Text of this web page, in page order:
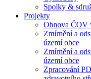
Spolky &
Projekty
Obnova ČOV
Zmírnění a
území obce
Zmírnění a
území obce
Zpracování